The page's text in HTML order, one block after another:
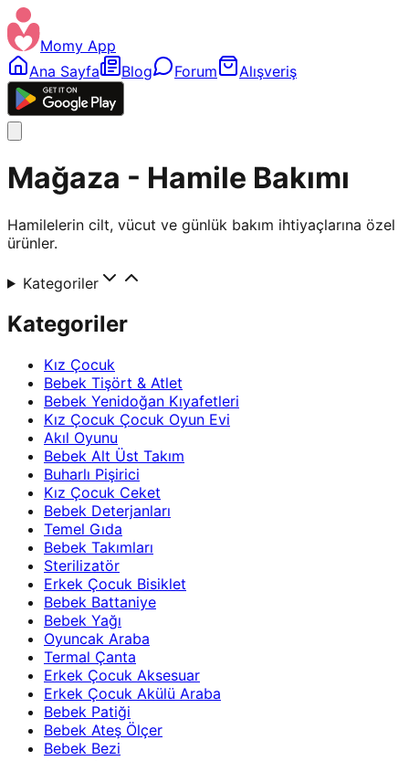
Momy App
Ana Sayfa
Blog Forum Alışveriş
Mağaza - Hamile Bakımı
Hamilelerin cilt, vücut ve günlük bakım ihtiyaçlarına özel
ürünler.
Kategoriler
Kategoriler
Kız Çocuk
Bebek Tişört & Atlet
Bebek Yenidoğan Kıyafetleri
Kız Çocuk Çocuk Oyun Evi
Akıl Oyunu
Bebek Alt Üst Takım
Buharlı Pişirici
Kız Çocuk Ceket
Bebek Deterjanları
Temel Gıda
Bebek Takımları
Sterilizatör
Erkek Çocuk Bisiklet
Bebek Battaniye
Bebek Yağı
Oyuncak Araba
Termal Çanta
Erkek Çocuk Aksesuar
Erkek Çocuk Akülü Araba
Bebek Patiği
Bebek Ateş Ölçer
Bebek Bezi